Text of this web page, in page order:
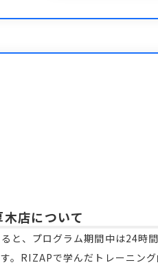
木店について
と、プログラム期間中は24
。RIZAPで学んだトレーニン